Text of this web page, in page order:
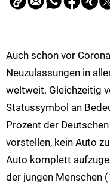
Auch schon vor
Neuzulassungen in
weltweit. Gleichzeitig
Statussymbol an
Prozent der
vorstellen, kein Auto
Auto komplett
der jungen Menschen